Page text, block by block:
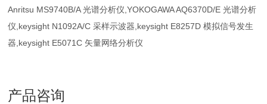
Anritsu MS9740B/A 光谱分析仪,YOKOGAWA AQ6370D/E 光谱分析
仪,keysight N1092A/C 采样示波器,keysight E8257D 模拟信号发生
器,keysight E5071C 矢量网络分析仪
产品咨询